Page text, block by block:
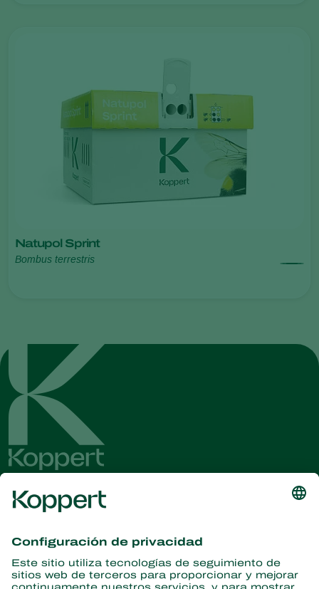
Natupol Sprint
Bombus terrestris
información
Suscríbase aquí